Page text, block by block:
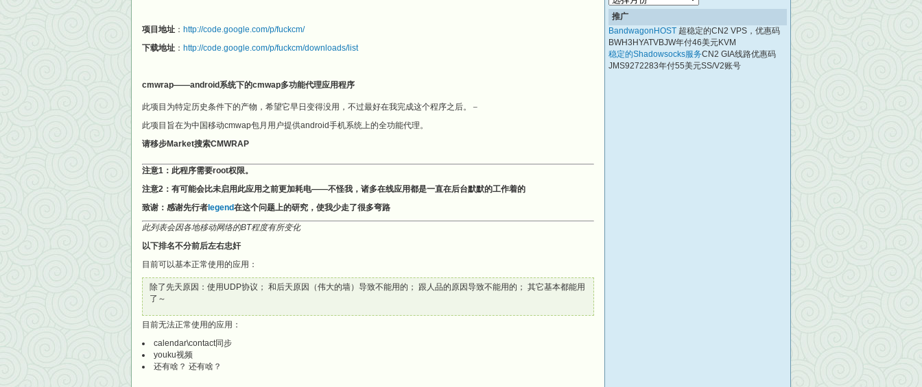
项目地址 ： http://code.google.com/p/fuckcm/
下载地址 ： http://code.google.com/p/fuckcm/downloads/list
cmwrap——android系统下的cmwap多功能代理应用程序
此项目为特定历史条件下的产物，希望它早日变得没用，不过最好在我完成这个程序之后。
此项目旨在为中国移动cmwap包月用户提供android手机系统上的全功能代理。
请移步Market搜索CMWRAP
注意1：此程序需要root权限。
注意2：有可能会比未启用此应用之前更加耗电——不怪我，诸多在线应用都是一直在后台默默的工作着的
致谢：感谢先行者 legend在这个问题上的研究，使我少走了很多弯路
此列表会因各地移动网络的BT程度有所变化
以下排名不分前后左右忠奸
目前可以基本正常使用的应用：
除了先天原因：使用UDP协议； 和后天原因（伟大的墙）导致不能用的； 跟人品的原因导致不能用的； 其它基本都能用
了～
目前无法正常使用的应用：
calendar\contact同步
youku视频
还有啥？ 还有啥？
档
推广
BandwagonHOST 超稳定的CN2 VPS，优惠码
BWH3HYATVBJW年付46美元KVM
稳定的Shadowsocks服务CN2 GIA线路优惠码
JMS9272283年付55美元SS/V2账号